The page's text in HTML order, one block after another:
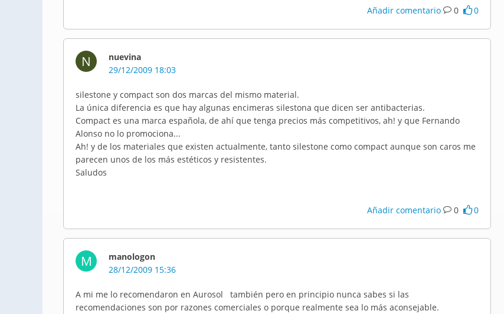
Añadir comentario 0 0
N
nuevina
29/12/2009 18:03
silestone y compact son dos marcas del mismo material.
La única diferencia es que hay algunas encimeras silestona que dicen ser antibacterias.
Compact es una marca española, de ahí que tenga precios más competitivos, ah! y que Fernando
Alonso no lo promociona...
Ah! y de los materiales que existen actualmente, tanto silestone como compact aunque son caros me
parecen unos de los más estéticos y resistentes.
Saludos
Añadir comentario 0 0
M
manologon
28/12/2009 15:36
A mi me lo recomendaron en Aurosol también pero en principio nunca sabes si las
recomendaciones son por razones comerciales o porque realmente sea lo más aconsejable.